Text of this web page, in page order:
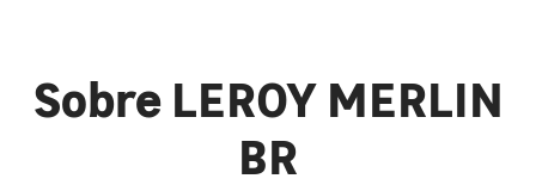
Sobre LEROY MERLIN
BR